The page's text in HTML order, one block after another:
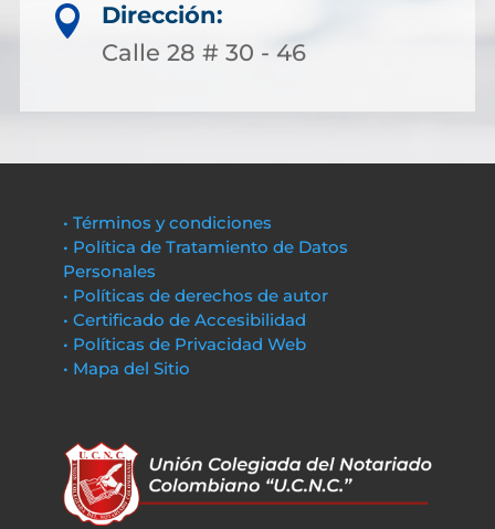

Dirección:
Calle 28 # 30 - 46
• Términos y condiciones
• Política de Tratamiento de Datos
Personales
• Políticas de derechos de autor
• Certificado de Accesibilidad
• Políticas de Privacidad Web
• Mapa del Sitio